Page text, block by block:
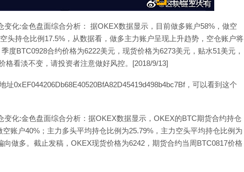
变化:金色盘面综合分析： 据OKEX数据显示，目前做多账户58%，做空
头持仓比例17.5%，从数据看，做多主力账户呈现上升趋势，空仓账户将
度BTC0928合约价格为6222美元，现货价格为6273美元，贴水51美元，
格看淡不变，请投资者注意做好风控。[2018/9/13]
址0xEF044206Db68E40520BfA82D45419d498b4bc7Bf，可以看到这个
变化:金色盘面综合分析：据OKEX数据显示，OKEX的BTC期货合约持仓
账户40%；主力多头平均持仓比例为25.79%，主力空头平均持仓比例为
向做多。截止发稿，OKEX现货价格为6242，期货合约当周BTC0817价格